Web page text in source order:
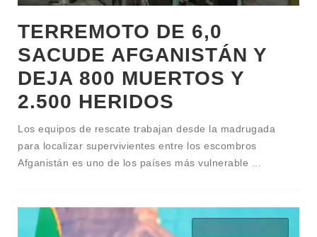
TERREMOTO DE 6,0
SACUDE AFGANISTÁN Y
DEJA 800 MUERTOS Y
2.500 HERIDOS
Los equipos de rescate trabajan desde la madrugada
para localizar supervivientes entre los escombros
Afganistán es uno de los países más vulnerable
INTERNACIONALES